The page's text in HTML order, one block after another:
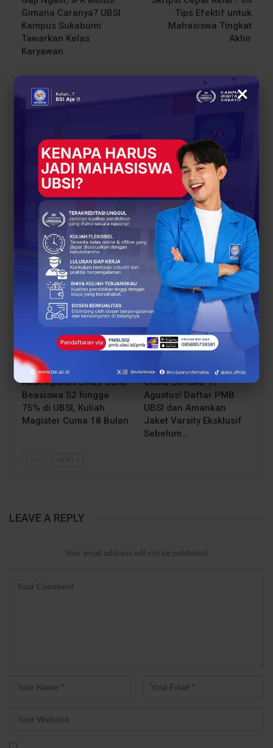
Gimana Caranya? UBSI
Kampus Sukabumi
Tawarkan Kelas
Karyawan
Tips Efektif untuk
Mahasiswa Tingkat
Akhir
You Might Also Like
BERITA
Dosen Pembimbing
Lapangan Dampingi
Keberangkatan
Mahasiswa UBSI Solo ke
Posko BSI…
Dosen Pembimbing
Lapangan Dampingi
Keberangkatan
Mahasiswa UBSI Solo ke
Posko BSI…
EDUKASI
Kesempatan Emas Guru!
Beasiswa S2 hingga
75% di UBSI, Kuliah
Magister Cuma 18 Bulan
EDUKASI
Cuma Berlaku 17
Agustus! Daftar PMB
UBSI dan Amankan
Jaket Varsity Eksklusif
Sebelum…
NEXT
LEAVE A REPLY
Your email address will not be published.
×